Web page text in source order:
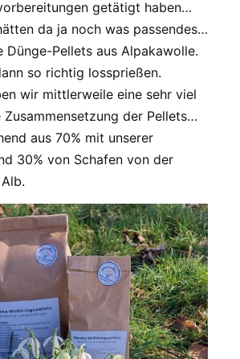
getätigt haben…
da ja noch was passendes…
Dünge-Pellets aus Alpakawolle.
so richtig lossprießen.
wir mittlerweile eine sehr viel
der Pellets…
aus 70% mit unserer
30% von Schafen von der